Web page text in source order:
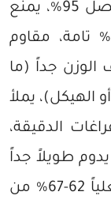
الحرارة الشديدة بكفاءة عالية جداً تصل 95%، يمنع
تسرب الرطوبة والماء بنسبة 100% تامة، مقاوم
الوزن جداً (ما
يملأ
الدقيقة،
يدوم طويلاً جداً
25-30 سنة بدون مشاكل، ويوفر فعلياً 62-67% من